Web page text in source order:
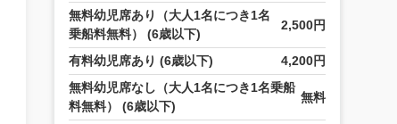
無料幼児席あり（大人1名につき1名
乗船料無料） (6歳以下)
2,500円
有料幼児席あり (6歳以下)
4,200円
無料幼児席なし（大人1名につき1名乗船
料無料） (6歳以下)
無料